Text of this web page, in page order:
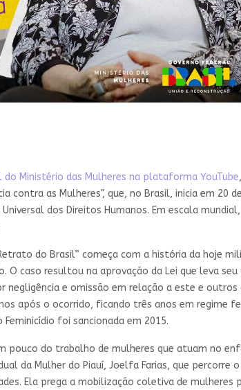
do Ministério das Mulheres na plataforma YouTube
contra as Mulheres", que, no Brasil, inicia em 20
dos Direitos Humanos. Em escala
do Brasil” começa com a história da hoje
caso resultou na aprovação da Lei que leva seu
negligência e omissão em relação a este e
após o ocorrido, ficando três anos em regime
foi sancionada em 2015.
pouco do trabalho de mulheres que atuam no
da Mulher do Piauí, Joelfa Farias, que percorre
Ela prega a mobilização coletiva de